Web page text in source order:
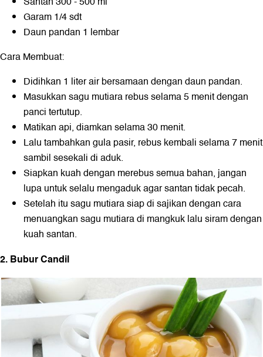
Garam 1/4 sdt
Daun pandan 1 lembar
Cara Membuat:
Didihkan 1 liter air bersamaan dengan daun pandan.
Masukkan sagu mutiara rebus selama 5 menit dengan
panci tertutup.
Matikan api, diamkan selama 30 menit.
Lalu tambahkan gula pasir, rebus kembali selama 7 menit
sambil sesekali di aduk.
Siapkan kuah dengan merebus semua bahan, jangan
lupa untuk selalu mengaduk agar santan tidak pecah.
Setelah itu sagu mutiara siap di sajikan dengan cara
menuangkan sagu mutiara di mangkuk lalu siram dengan
kuah santan.
2. Bubur Candil